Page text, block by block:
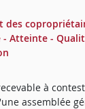
des
Atteinte -
à
assemblée